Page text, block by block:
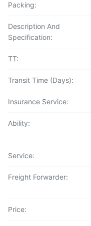
Packing:
Description And
Specification:
TT:
Transit Time (Days):
Insurance Service:
Ability:
Service:
Freight Forwarder:
Price: